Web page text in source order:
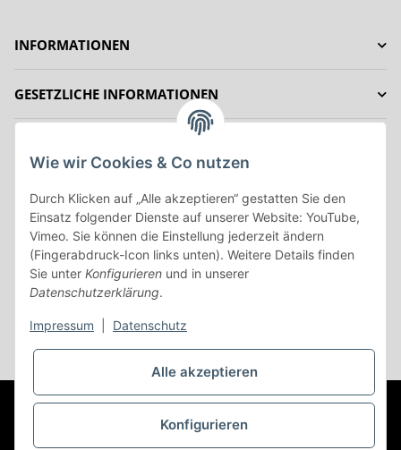
INFORMATIONEN
GESETZLICHE INFORMATIONEN
ZAHLUNGSMÖGLICHKEITEN
Vertrag Widerrufen
* Alle Preise inkl. gesetzlicher USt., zzgl.
© (c) AC-Sat-CornerBesucherzähler: 44723658 ©Copyright
2003-2026 AC-Sat-Corner
Wie wir Cookies & Co nutzen
Durch Klicken auf „Alle akzeptieren“ gestatten Sie den
Einsatz folgender Dienste auf unserer Website: YouTube,
Vimeo. Sie können die Einstellung jederzeit ändern
(Fingerabdruck-Icon links unten). Weitere Details finden
Sie unter Konfigurieren und in unserer
Datenschutzerklärung.
Impressum Datenschutz
Alle akzeptieren
Konfigurieren